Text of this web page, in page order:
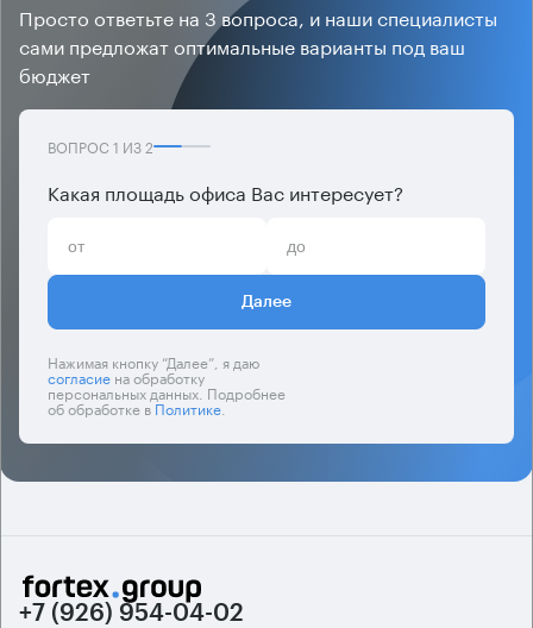
Просто ответьте на 3 вопроса, и наши специалисты
сами предложат оптимальные варианты под ваш
бюджет
ВОПРОС 1 ИЗ2
Какая площадь офиса Вас интересует?
Далее
Нажимая кнопку “Далее”, я даю
согласиена обработку
персональных данных. Подробнее
об обработке вПолитике.
+7 (926) 954-04-02